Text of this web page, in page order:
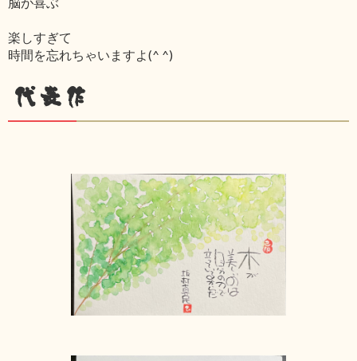
楽しすぎて
時間を忘れちゃいますよ(^ ^)
代表作